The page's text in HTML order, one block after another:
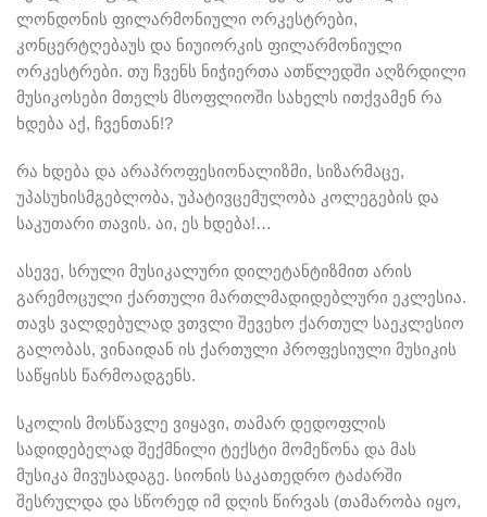
ლონდონის ფილარმონიული ორკესტრები,
კონცერტღებაუს და ნიუიორკის ფილარმონიული
ორკესტრები. თუ ჩვენს ნიჭიერთა ათწლედში აღზრდილი
მუსიკოსები მთელს მსოფლიოში სახელს ითქვამენ რა
ხდება აქ, ჩვენთან!?
რა ხდება და არაპროფესიონალიზმი, სიზარმაცე,
უპასუხისმგებლობა, უპატივცემულობა კოლეგების და
საკუთარი თავის. აი, ეს ხდება!…
ასევე, სრული მუსიკალური დილეტანტიზმით არის
გარემოცული ქართული მართლმადიდებლური ეკლესია.
თავს ვალდებულად ვთვლი შევეხო ქართულ საეკლესიო
გალობას, ვინაიდან ის ქართული პროფესიული მუსიკის
საწყისს წარმოადგენს.
სკოლის მოსწავლე ვიყავი, თამარ დედოფლის
სადიდებელად შექმნილი ტექსტი მომეწონა და მას
მუსიკა მივუსადაგე. სიონის საკათედრო ტაძარში
შესრულდა და სწორედ იმ დღის წირვას (თამარობა იყო,